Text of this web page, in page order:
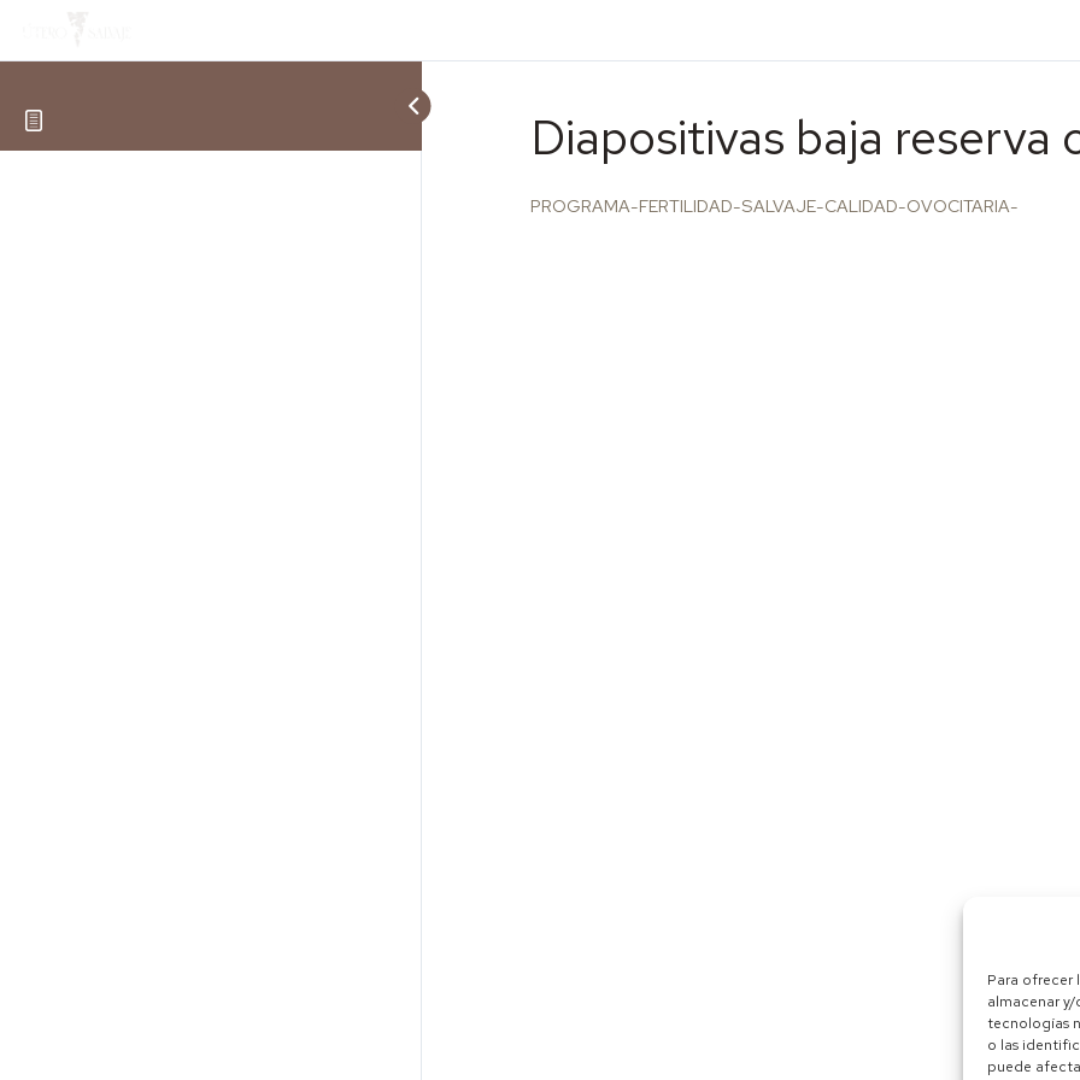
Para ofrecer
almacenar
tecnologías
o las
puede
Diapositivas baja reserva
PROGRAMA-FERTILIDAD-SALVAJE-CALIDAD-OVOCITARIA-